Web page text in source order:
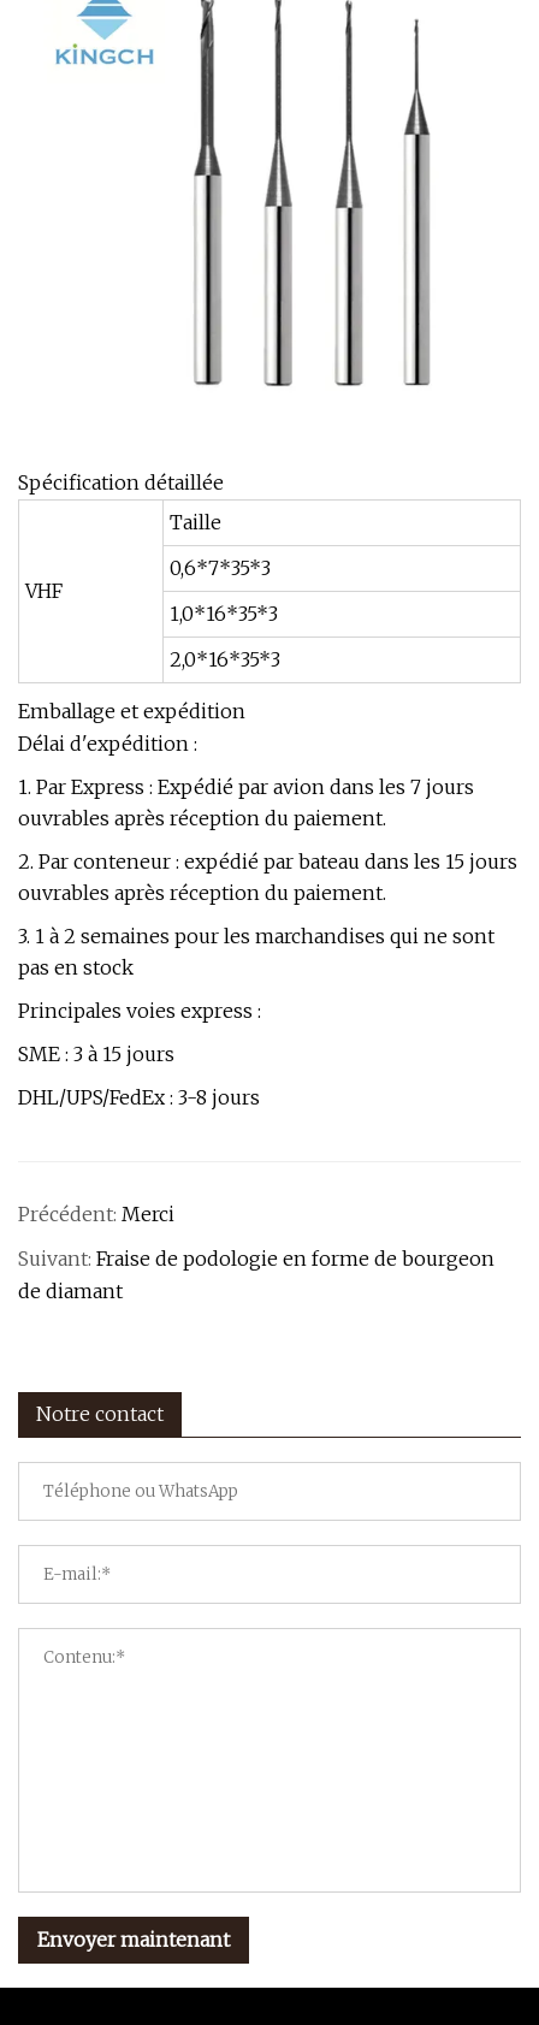
Spécification détaillée
VHF
Taille
0,6*7*35*3
1,0*16*35*3
2,0*16*35*3
Emballage et expédition
Délai d'expédition :
1. Par Express : Expédié par avion dans les 7 jours
ouvrables après réception du paiement.
2. Par conteneur : expédié par bateau dans les 15 jours
ouvrables après réception du paiement.
3. 1 à 2 semaines pour les marchandises qui ne sont
pas en stock
Principales voies express :
SME : 3 à 15 jours
DHL/UPS/FedEx : 3-8 jours
Précédent: Merci
Suivant: Fraise de podologie en forme de bourgeon
de diamant
Notre contact
Envoyer maintenant